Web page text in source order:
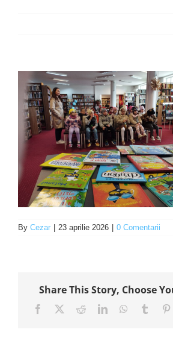
By Cezar 23 aprilie 2026 0 Comentarii
Share This Story, Choose
Facebook RedditLinkedInWhatsApp
Tumblr